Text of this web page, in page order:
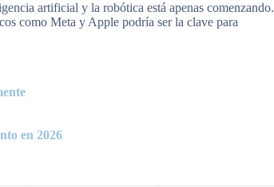
artificial y la robótica está apenas comenzando.
como Meta y Apple podría ser la clave para
en 2026